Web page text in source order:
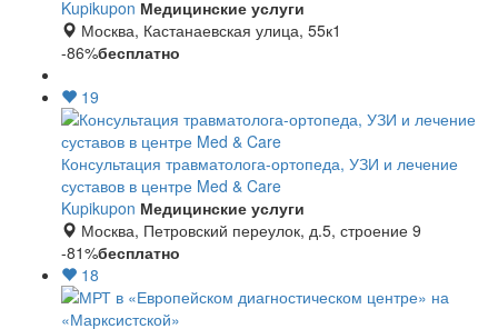
Kupikupon Медицинские услуги
Москва, Кастанаевская улица, 55к1
-86%бесплатно
19
Консультация травматолога-ортопеда, УЗИ и лечение
суставов в центре Med & Care
Kupikupon Медицинские услуги
Москва, Петровский переулок, д.5, строение 9
-81%бесплатно
18